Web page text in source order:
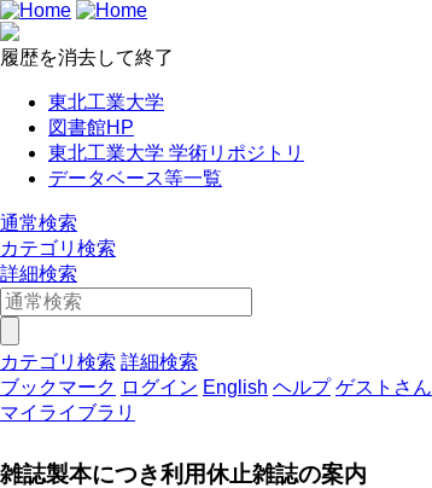
履歴を消去して終了
東北工業大学
図書館HP
東北工業大学 学術リポジトリ
データベース等一覧
通常検索
カテゴリ検索
詳細検索
カテゴリ検索 詳細検索
ブックマーク ログイン English ヘルプ ゲストさん
マイライブラリ
雑誌製本につき利用休止雑誌の案内